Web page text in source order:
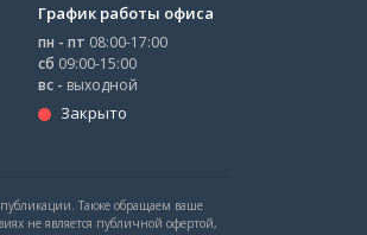
График работы офиса
пн - пт 08:00-17:00
сб 09:00-15:00
вс - выходной
Закрыто
Также обращаем ваше
не является публичной офертой,